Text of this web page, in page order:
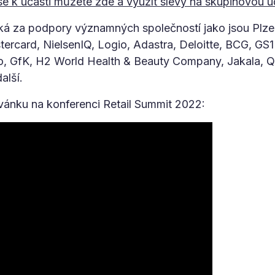
za podpory významných společností jako jsou
NielsenIQ, Logio, Adastra, Deloitte, BCG,
GfK, H2 World Health & Beauty Company, Jakala,
na konferenci Retail Summit 2022: